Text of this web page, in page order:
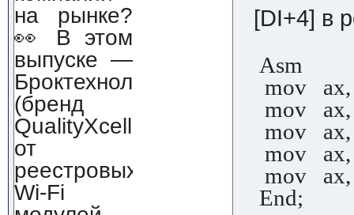
на рынке?
👀 В этом
выпуске —
Броктехнолоджи
(бренд
QualityXcellence):
от
реестровых
Wi-Fi
[DI+4] в
Asm
mov ax,
mov ax,
mov ax,
mov ax,
mov ax,
End;